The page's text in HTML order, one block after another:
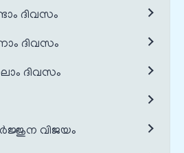
ദിവസം
ദിവസം
ദിവസം
വിജയം